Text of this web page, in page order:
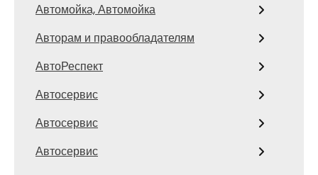
Автомойка, Автомойка
Авторам и правообладателям
АвтоРеспект
Автосервис
Автосервис
Автосервис